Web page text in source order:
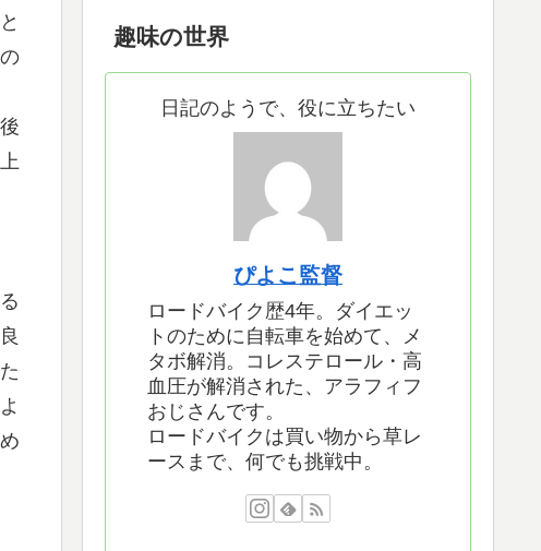
趣味の世界
日記のようで、役に立ちたい
ぴよこ監督
ロードバイク歴4年。ダイエッ
トのために自転車を始めて、メ
タボ解消。コレステロール・高
血圧が解消された、アラフィフ
おじさんです。
ロードバイクは買い物から草レ
ースまで、何でも挑戦中。